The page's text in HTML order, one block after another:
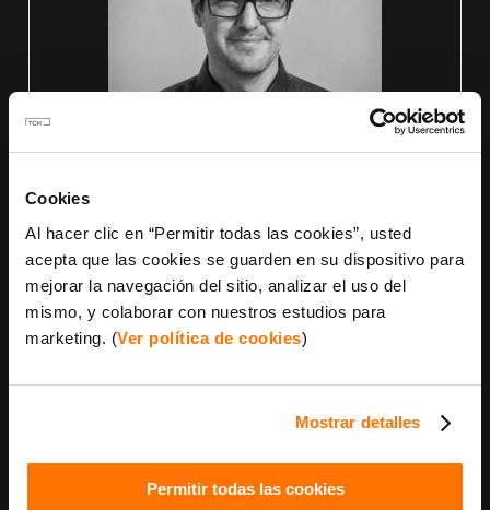
Cookies
Al hacer clic en “Permitir todas las cookies”, usted
acepta que las cookies se guarden en su dispositivo para
mejorar la navegación del sitio, analizar el uso del
mismo, y colaborar con nuestros estudios para
marketing. (Ver política de cookies)
Mostrar detalles
Permitir todas las cookies
Daniel Ximénez de la Torre
Arquitecto enThe Concrete Home
Arquitecto colegiado: COACM nº 10786 y
• Licenciado en Arquitectura
• Con más de 14 años de experiencia en
histórico y sistemas constructivos
prefabricados.